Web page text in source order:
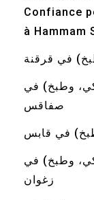
Confiance
à Hammam
في قرقنة
وطبخ) في
صفاقس
في قابس
وطبخ) في
زغوان